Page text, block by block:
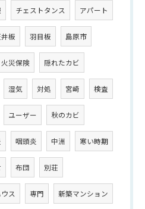
チェストタンス アパート
板 羽目板 島原市
火災保険 隠れたカビ
湿気 対処 宮崎 検査
ユーザー 秋のカビ
咽頭炎 中洲 寒い時期
布団 別荘
ス 専門 新築マンション